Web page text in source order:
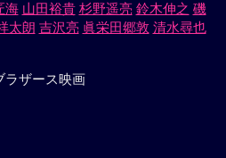
海 山田裕貴 杉野遥亮 鈴木伸之 磯
太朗 吉沢亮 眞栄田郷敦 清水尋也
ラザース映画